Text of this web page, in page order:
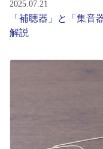
2025.07.21
「補聴器」と「集
解説